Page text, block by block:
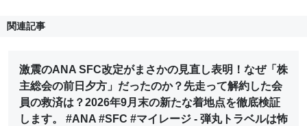
関連記事
激震のANA SFC改定がまさかの見直し表明！なぜ「株
主総会の前日夕方」だったのか？先走って解約した会
員の救済は？2026年9月末の新たな着地点を徹底検証
します。 #ANA #SFC #マイレージ - 弾丸トラベルは怖